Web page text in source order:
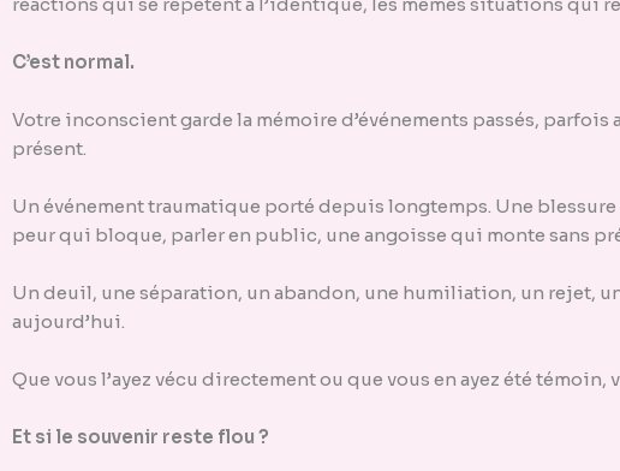
C’est normal.
Votre inconscient garde la mémoire d’événements passés,
présent.
Un événement traumatique porté depuis longtemps. Une
peur qui bloque, parler en public, une angoisse qui monte sans
Un deuil, une séparation, un abandon, une humiliation, un rejet,
aujourd’hui.
Que vous l’ayez vécu directement ou que vous en ayez été
Et si le souvenir reste flou ?